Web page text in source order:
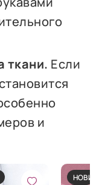
ткани. Если
и